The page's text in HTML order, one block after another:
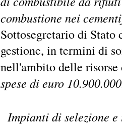
combustione nei
Sottosegretario di Stato
gestione, in termini di
nell'ambito delle
spese di euro
Impianti di selezione